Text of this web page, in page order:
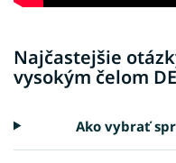
Najčastejšie
vysokým čelom
Ako vybrať